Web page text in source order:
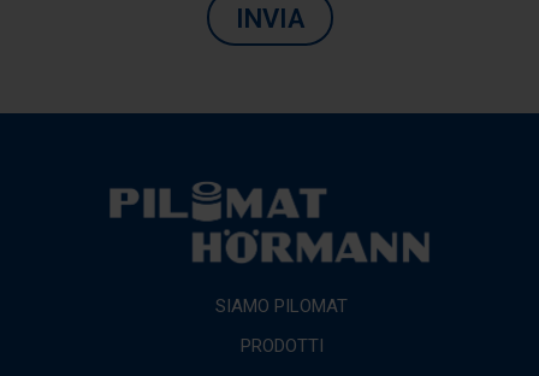
INVIA
SIAMO PILOMAT
PRODOTTI